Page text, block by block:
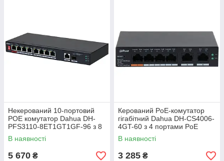
Некерований 10-портовий
POE комутатор Dahua DH-
PFS3110-8ET1GT1GF-96 з 8
портами PoE
В наявності
5 670 ₴
Керований PoE-комутатор
гігабітний Dahua DH-CS4006-
4GT-60 з 4 портами PoE
В наявності
3 285 ₴